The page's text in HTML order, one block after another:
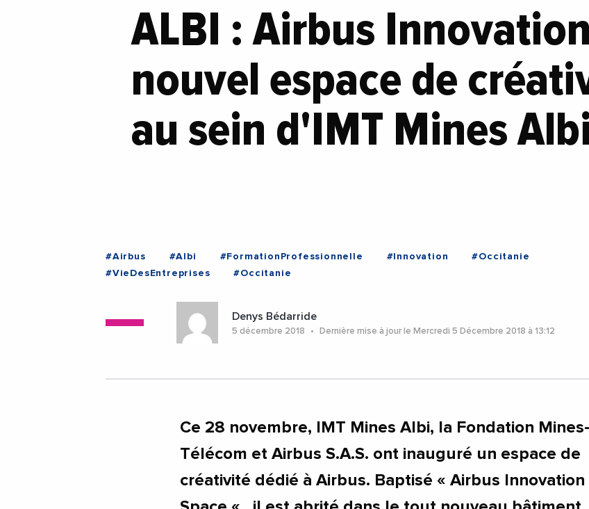
ALBI : Airbus
nouvel espace de
au sein d'IMT Mines Albi
#Airbus #Albi #FormationProfessionnelle #Innovation
#Occitanie
#VieDesEntreprises
#Occitanie
Denys Bédarride
5 décembre 2018 Dernière mise à jour le Mercredi 5 Décembre 2018 à 13:12
Ce 28 novembre, IMT Mines Albi, la Fondation Mines-
Télécom et Airbus S.A.S. ont inauguré un espace de
créativité dédié à Airbus. Baptisé « Airbus Innovation